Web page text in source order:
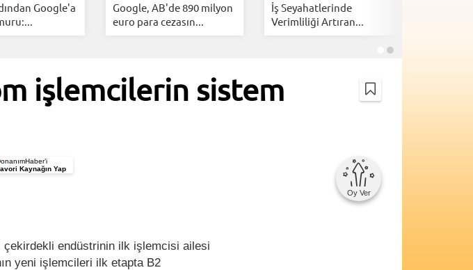
Google'a
Google, AB'de 890 milyon
euro para cezasın...
İş Seyahatlerinde
Verimliliği Artıran...
işlemcilerin sistem
Kaynağın Yap
Oy Ver
endüstrinin ilk işlemcisi ailesi
yeni işlemcileri ilk etapta B2